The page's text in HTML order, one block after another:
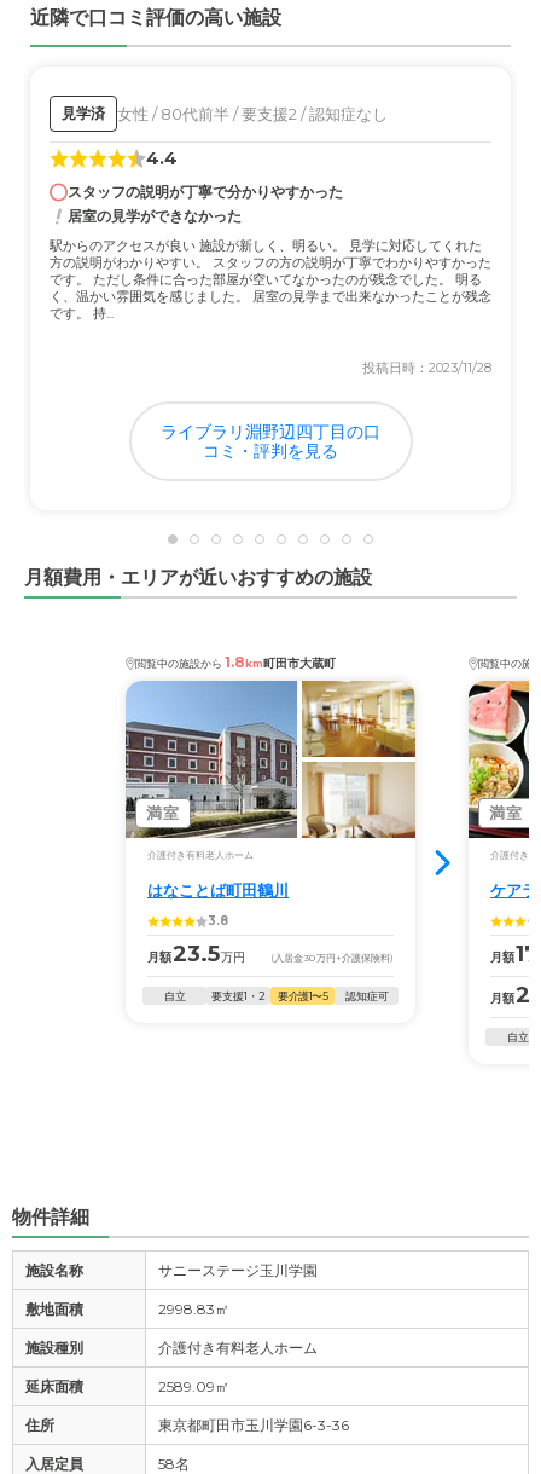
介護医療サービスについて
した。素人がやると怪我をしたり介護を助ける側が傷めた
りします。
近隣環境や交通アクセスについて
ちょっと知り合いもいないし場所はイマイチな場所だと感
じました。アクセスというよりは近くに寄れるお店とかが
好みではなかった。
料金面は思ったよりはしなかったですが、実際に追加で負
近隣で口コミ評価の高い施設
見学済 女性 / 80代前半 / 要支援2 / 認知症なし
4.4
スタッフの説明が丁寧で分かりやすかった
居室の見学ができなかった
駅からのアクセスが良い 施設が新しく、明るい。 見学に対応してくれた
方の説明がわかりやすい。 スタッフの方の説明が丁寧でわかりやすかった
です。 ただし条件に合った部屋が空いてなかったのが残念でした。 明る
く、温かい雰囲気を感じました。 居室の見学まで出来なかったことが残念
です。 持...
投稿日時：2023/11/28
ライブラリ淵野辺四丁目の口
コミ・評判を見る
月額費用・エリアが近いおすすめの施設
閲覧中の施設から 1.8km町田市大蔵町
満室
介護付き有料老人ホーム
はなことば町田鶴川
3.8
月額23.5万円 (入居金30万円 +介護保険料)
自立 要支援1・2 要介護1〜5 認知症可
閲覧中の施
満室
介護付き有
ケア
月額
月額
自立
物件詳細
施設名称 サニーステージ玉川学園
敷地面積 2998.83㎡
施設種別 介護付き有料老人ホーム
延床面積 2589.09㎡
住所 東京都町田市玉川学園6-3-36
入居定員 58名